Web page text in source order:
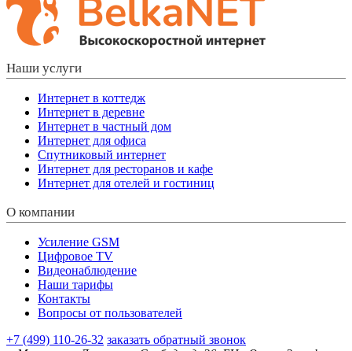
Наши услуги
Интернет в коттедж
Интернет в деревне
Интернет в частный дом
Интернет для офиса
Спутниковый интернет
Интернет для ресторанов и кафе
Интернет для отелей и гостиниц
О компании
Усиление GSM
Цифровое TV
Видеонаблюдение
Наши тарифы
Контакты
Вопросы от пользователей
+7 (499) 110-26-32 заказать обратный звонок